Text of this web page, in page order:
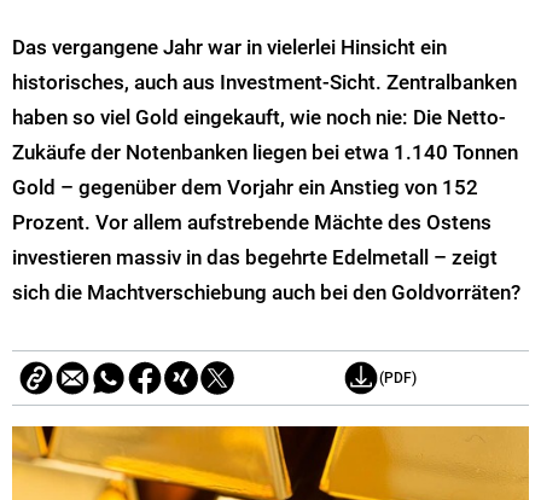
Das vergangene Jahr war in vielerlei Hinsicht ein
historisches, auch aus Investment-Sicht. Zentralbanken
haben so viel Gold eingekauft, wie noch nie: Die Netto-
Zukäufe der Notenbanken liegen bei etwa 1.140 Tonnen
Gold – gegenüber dem Vorjahr ein Anstieg von 152
Prozent. Vor allem aufstrebende Mächte des Ostens
investieren massiv in das begehrte Edelmetall – zeigt
sich die Machtverschiebung auch bei den Goldvorräten?
(PDF)